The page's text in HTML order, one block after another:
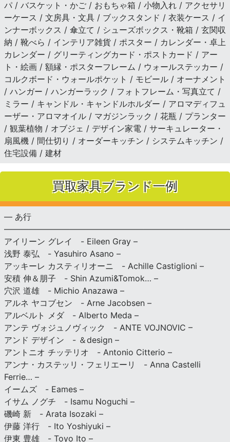
パ / バスケット・かご / おもちゃ箱 / 小物入れ / アクセサリ
ーケース / 文房具・文具 / ブックスタンド / 衣装ケース / イ
ンナーボックス / 傘立て / シューズボックス・靴箱 / 玄関収
納 / 靴べら / インテリア雑貨 / ポスター / カレンダー・卓上
カレンダー / グリーティングカード・ポストカード / アー
ト・絵画 / 額縁・ポスターフレーム / ウォールステッカー /
コルクボード・ウォールポケット / モビール / オーナメント
/ ハンガー / ハンガーラック / フォトフレーム・写真立て /
ミラー / キャンドル・キャンドルホルダー / アロマディフュ
ーザー・アロマオイル / マガジンラック / 花瓶 / プランター
/ 観葉植物 / オブジェ / デザイン家電 / サーキュレーター・
扇風機 / 間仕切り / オーダーキッチン / システムキッチン /
住宅設備 / 建材
買取家具ブランド一例
— あ行
アイリーン グレイ - Eileen Gray –
浅野 泰弘 - Yasuhiro Asano –
アッキーレ カスティリオーニ - Achille Castiglioni –
安積 伸＆朋子 - Shin Azumi&Tomok… –
穴沢 道雄 - Michio Anazawa –
アルネ ヤコブセン - Arne Jacobsen –
アルベルト メダ - Alberto Meda –
アンテ ヴォジュノヴィック - ANTE VOJNOVIC –
アンド デザイン - ＆design –
アントニオ チッテリオ - Antonio Citterio –
アンナ・カステッリ・フェリエーリ - Anna Castelli
Ferrie… –
イームズ - Eames –
イサム ノグチ - Isamu Noguchi –
磯崎 新 - Arata Isozaki –
伊藤 洋行 - Ito Yoshiyuki –
伊東 豊雄 - Toyo Ito –